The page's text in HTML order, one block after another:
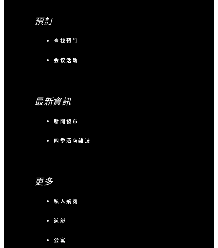
預訂
查找預訂
会议活动
最新資訊
新聞發布
四季酒店雜誌
更多
私人飛機
遊艇
公寓